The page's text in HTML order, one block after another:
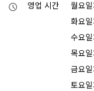
영업 시간
월요
화요
수요
목요
금요
토요